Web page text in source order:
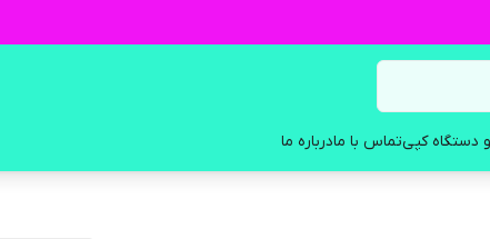
دستگاه کپیتماس با مادرباره ما